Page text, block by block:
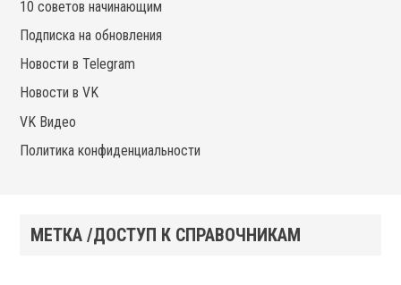
10 советов начинающим
Подписка на обновления
Новости в Telegram
Новости в VK
VK Видео
Политика конфиденциальности
МЕТКА /ДОСТУП К СПРАВОЧНИКАМ